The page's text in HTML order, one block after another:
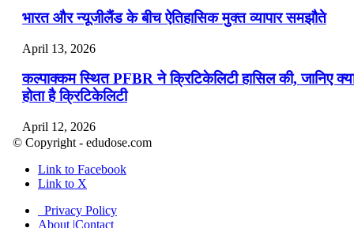
भारत और न्यूजीलैंड के बीच ऐतिहासिक मुक्त व्यापार समझौते
April 13, 2026
कल्पाक्कम स्थित PFBR ने क्रिटिकेलिटी हासिल की, जानिए
होता है क्रिटिकेलिटी
April 12, 2026
April 9, 2026
नासा का आर्टेमिस-2 मिशन: मनुष्य एक बार फिर से चंद्रमा के
© Copyright - edudose.com
Link to Facebook
Link to X
Privacy Policy
About |Contact